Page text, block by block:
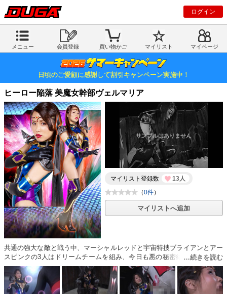
ログイン
メニュー 会員登録 買い物かご マイリスト マイページ
日頃のご愛顧に感謝して割引キャンペーン実施中！
ヒーロー陥落 美魔女幹部ヴェルマリア
マイリスト登録数
13人
（0件）
マイリストへ追加
共通の強大な敵と戦う中、マーシャルレッドと宇宙特捜ブライアンとアー
スピンクの3人はドリームチームを組み、今日も悪の秘密結社と戦ってい
た。そこへ突然、第3の勢力、美魔女幹部ヴェルマリアが現れ悪の秘密結
社を倒したばかりかレッドとブライアンをお色気攻撃で骨抜きにしてしま
う。その後、卑猥な映像をブライアンに送り付け、エロ洗○したヴェ？マ